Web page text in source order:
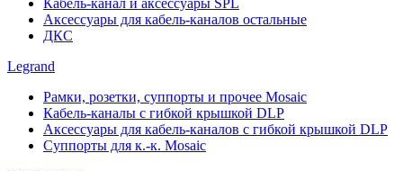
Кабель-канал и аксессуары SPL
Аксессуары для кабель-каналов остальные
ДКС
Legrand
Рамки, розетки, суппорты и прочее Mosaic
Кабель-каналы с гибкой крышкой DLP
Аксессуары для кабель-каналов с гибкой крышкой DLP
Суппорты для к.-к. Mosaic